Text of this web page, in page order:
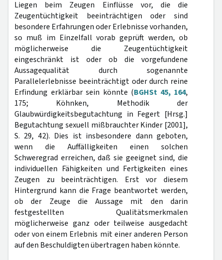
Liegen beim Zeugen Einflüsse vor, die die
Zeugentüchtigkeit beeinträchtigen oder sind
besondere Erfahrungen oder Erlebnisse vorhanden,
so muß im Einzelfall vorab geprüft werden, ob
möglicherweise die Zeugentüchtigkeit
eingeschränkt ist oder ob die vorgefundene
Aussagequalität durch sogenannte
Parallelerlebnisse beeinträchtigt oder durch reine
Erfindung erklärbar sein könnte (BGHSt 45, 164,
175; Köhnken, Methodik der
Glaubwürdigkeitsbegutachtung in Fegert [Hrsg.]
Begutachtung sexuell mißbrauchter Kinder [2001],
S. 29, 42). Dies ist insbesondere dann geboten,
wenn die Auffälligkeiten einen solchen
Schweregrad erreichen, daß sie geeignet sind, die
individuellen Fähigkeiten und Fertigkeiten eines
Zeugen zu beeinträchtigen. Erst vor diesem
Hintergrund kann die Frage beantwortet werden,
ob der Zeuge die Aussage mit den darin
festgestellten Qualitätsmerkmalen
möglicherweise ganz oder teilweise ausgedacht
oder von einem Erlebnis mit einer anderen Person
auf den Beschuldigten übertragen haben könnte.